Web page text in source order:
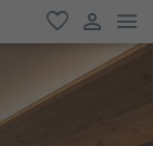
ulubione
link